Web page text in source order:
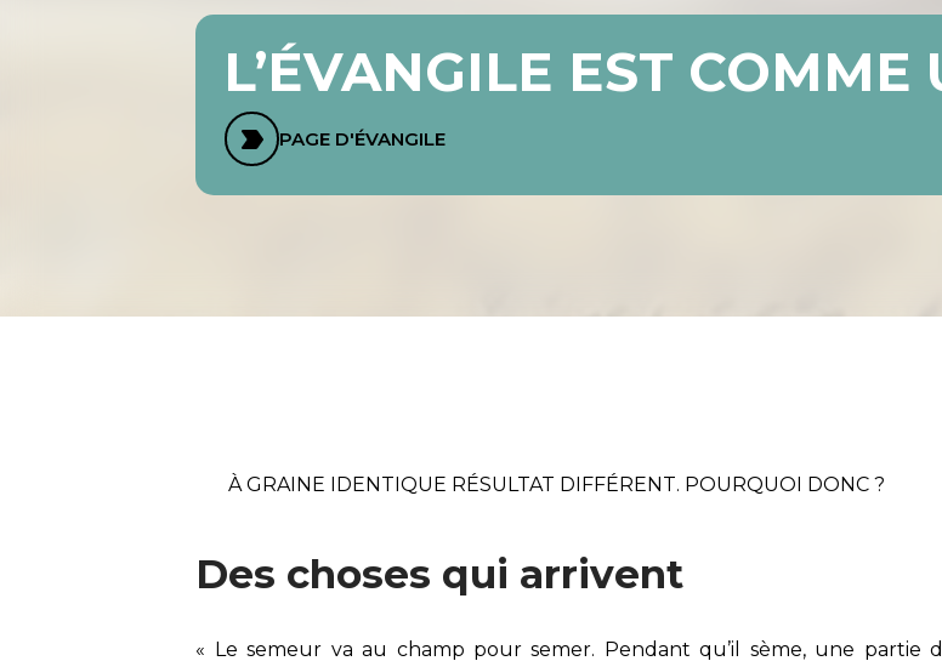
L’ÉVANGILE EST COMME
PAGE D'ÉVANGILE
À GRAINE IDENTIQUE RÉSULTAT DIFFÉRENT. POURQUOI DONC ?
Des choses qui arrivent
« Le semeur va au champ pour semer. Pendant qu’il sème, une partie